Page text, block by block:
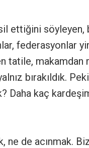
ettiğini söyleyen,
federasyonlar
tatile, makamdan
bırakıldık.
Daha kaç
ne de acınmak.